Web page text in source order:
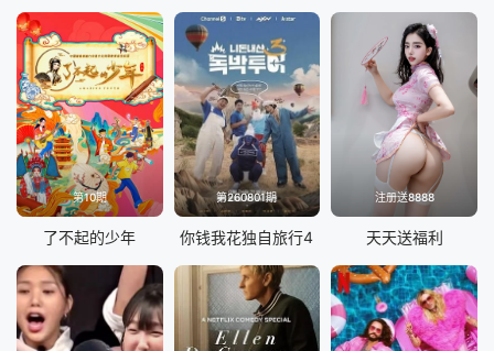
第10期
了不起的少年
第260801期
你钱我花独自旅行4
注册送8888
天天送福利